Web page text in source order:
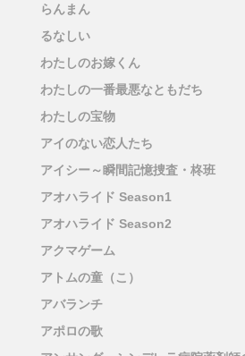
らんまん
るなしい
わたしのお嫁くん
わたしの一番最悪なともだち
わたしの宝物
アイのない恋人たち
アイシー～瞬間記憶捜査・柊班
アオハライド Season1
アオハライド Season2
アクマゲーム
アトムの童（こ）
アバランチ
アポロの歌